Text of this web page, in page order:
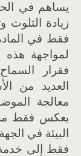
يساهم في
زيادة
فقط في
لمواجهة هذه
فقرار
العديد من
معالجة
يعكس فقط
البيئة في
فقط إلى